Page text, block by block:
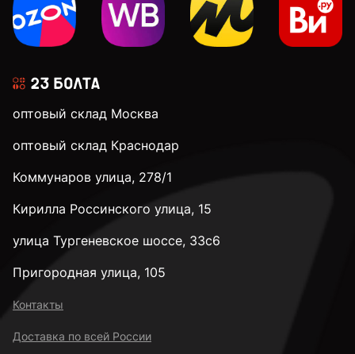
оптовый склад Москва
оптовый склад Краснодар
Коммунаров улица, 278/1
Кирилла Россинского улица, 15
улица Тургеневское шоссе, 33с6
Пригородная улица, 105
Контакты
Доставка по всей России